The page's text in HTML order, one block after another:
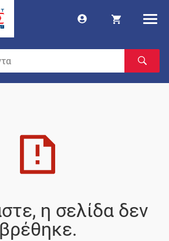
η σελίδα δεν
βρέθηκε.